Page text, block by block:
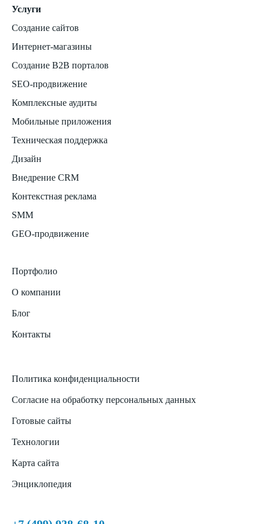
Услуги
Создание сайтов
Интернет-магазины
Создание B2B порталов
SEO-продвижение
Комплексные аудиты
Мобильные приложения
Техническая поддержка
Дизайн
Внедрение CRM
Контекстная реклама
SMM
GEO-продвижение
Портфолио
О компании
Блог
Контакты
Политика конфиденциальности
Согласие на обработку персональных данных
Готовые сайты
Технологии
Карта сайта
Энциклопедия